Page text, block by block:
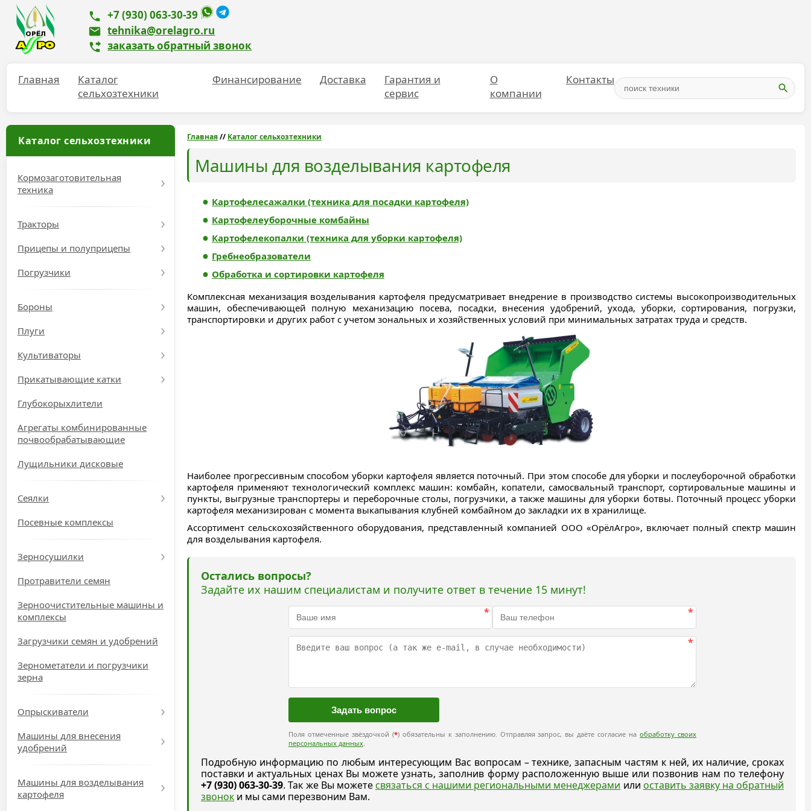
+7 (930) 063-30-39
tehnika@orelagro.ru
заказать обратный звонок
Главная
Каталог
сельхозтехники
Финансирование Доставка
Гарантия и
сервис
О
компании
Контакты
Главная// Каталог сельхозтехники
Машины для возделывания картофеля
Картофелесажалки (техника для посадки картофеля)
Картофелеуборочные комбайны
Картофелекопалки (техника для уборки картофеля)
Гребнеобразователи
Обработка и сортировки картофеля
Комплексная механизация возделывания картофеля предусматривает внедрение в производство системы высокопроизводительных
машин, обеспечивающей полную механизацию посева, посадки, внесения удобрений, ухода, уборки, сортирования, погрузки,
транспортировки и других работ с учетом зональных и хозяйственных условий при минимальных затратах труда и средств.
Наиболее прогрессивным способом уборки картофеля является поточный. При этом способе для уборки и послеуборочной обработки
картофеля применяют технологический комплекс машин: комбайн, копатели, самосвальный транспорт, сортировальные машины и
пункты, выгрузные транспортеры и переборочные столы, погрузчики, а также машины для уборки ботвы. Поточный процесс уборки
картофеля механизирован с момента выкапывания клубней комбайном до закладки их в хранилище.
Ассортимент сельскохозяйственного оборудования, представленный компанией ООО «ОрёлАгро», включает полный спектр машин
для возделывания картофеля.
Остались вопросы?
Задайте их нашим специалистам и получите ответ в течение 15 минут!
* *
*
Поля отмеченные звёздочкой (*) обязательны к заполнению. Отправляя запрос, вы даёте согласие наобработку своих
персональных данных.
Подробную информацию по любым интересующим Вас вопросам – технике, запасным частям к ней, их наличие, сроках
поставки и актуальных ценах Вы можете узнать, заполнив форму расположенную выше или позвонив нам по телефону
+7 (930) 063-30-39. Так же Вы можете связаться с нашими региональными менеджерами или оставить заявку на обратный
звонок и мы сами перезвоним Вам.
Каталог сельхозтехники
Кормозаготовительная
техника
Тракторы
Прицепы и полуприцепы
Погрузчики
Бороны
Плуги
Культиваторы
Прикатывающие катки
Глубокорыхлители
Агрегаты комбинированные
почвообрабатывающие
Лущильники дисковые
Сеялки
Посевные комплексы
Зерносушилки
Протравители семян
Зерноочистительные машины и
комплексы
Загрузчики семян и удобрений
Зернометатели и погрузчики
зерна
Опрыскиватели
Машины для внесения
удобрений
Машины для возделывания
картофеля